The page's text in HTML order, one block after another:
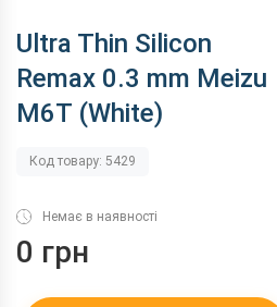
Ultra Thin Silicon
Remax 0.3 mm Meizu
M6T (White)
Код товару: 5429
Немає в наявності
0 грн